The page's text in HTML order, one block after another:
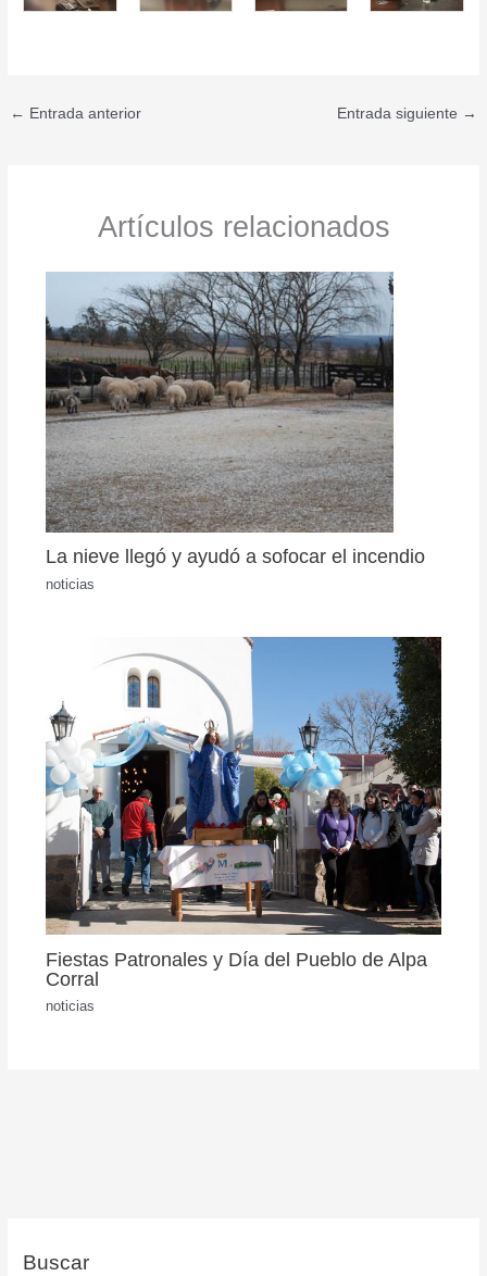
← Entrada anterior Entrada siguiente →
Artículos relacionados
La nieve llegó y ayudó a sofocar el incendio
noticias
Fiestas Patronales y Día del Pueblo de Alpa
Corral
noticias
Buscar